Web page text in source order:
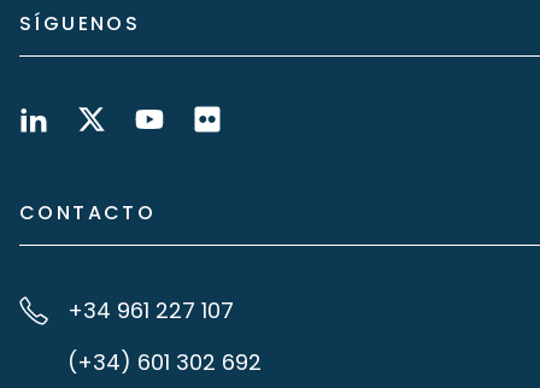
SÍGUENOS
CONTACTO
+34 961 227 107
(+34) 601 302 692